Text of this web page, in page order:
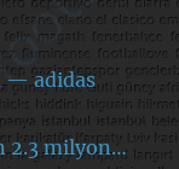
— adidas
2.3 milyon…